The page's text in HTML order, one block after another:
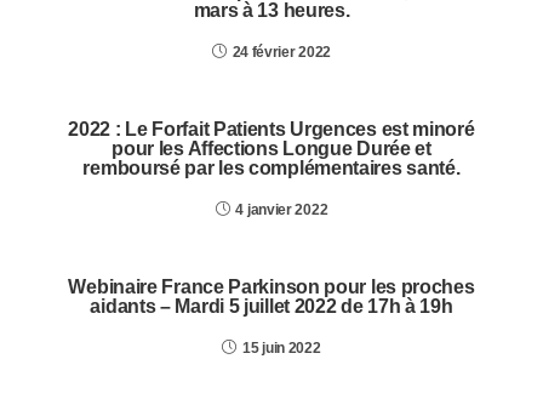
mars à 13 heures.
24 février 2022
2022 : Le Forfait Patients Urgences est minoré
pour les Affections Longue Durée et
remboursé par les complémentaires santé.
4 janvier 2022
Webinaire France Parkinson pour les proches
aidants – Mardi 5 juillet 2022 de 17h à 19h
15 juin 2022